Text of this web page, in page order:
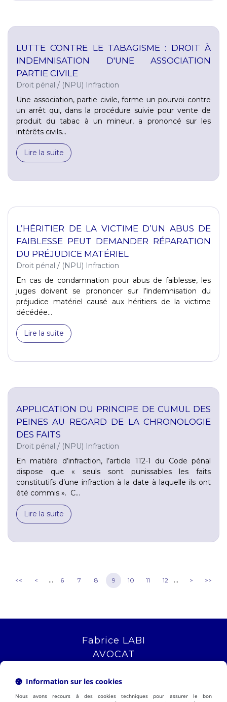
LUTTE CONTRE LE TABAGISME : DROIT À
INDEMNISATION D'UNE ASSOCIATION
PARTIE CIVILE
Droit pénal / (NPU) Infraction
Une association, partie civile, forme un pourvoi contre
un arrêt qui, dans la procédure suivie pour vente de
produit du tabac à un mineur, a prononcé sur les
intérêts civils...
Lire la suite
L’HÉRITIER DE LA VICTIME D’UN ABUS DE
FAIBLESSE PEUT DEMANDER RÉPARATION
DU PRÉJUDICE MATÉRIEL
Droit pénal / (NPU) Infraction
En cas de condamnation pour abus de faiblesse, les
juges doivent se prononcer sur l’indemnisation du
préjudice matériel causé aux héritiers de la victime
décédée...
Lire la suite
APPLICATION DU PRINCIPE DE CUMUL DES
PEINES AU REGARD DE LA CHRONOLOGIE
DES FAITS
Droit pénal / (NPU) Infraction
En matière d’infraction, l’article 112-1 du Code pénal
dispose que « seuls sont punissables les faits
constitutifs d’une infraction à la date à laquelle ils ont
été commis ». C...
Lire la suite
<< < ... 6 7 8 9 10 11 12 ... > >>
Fabrice LABI
AVOCAT
13006 MARSEILLE
Information sur les cookies
Nous avons recours à des cookies techniques pour assurer le bon